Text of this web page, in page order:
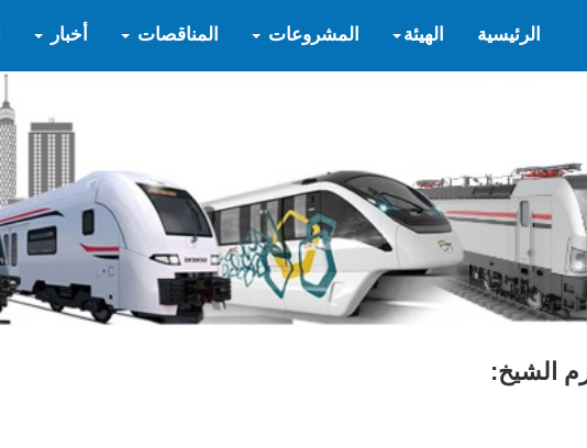
الرئيسية الهيئة المشروعات المناقصات أخبار